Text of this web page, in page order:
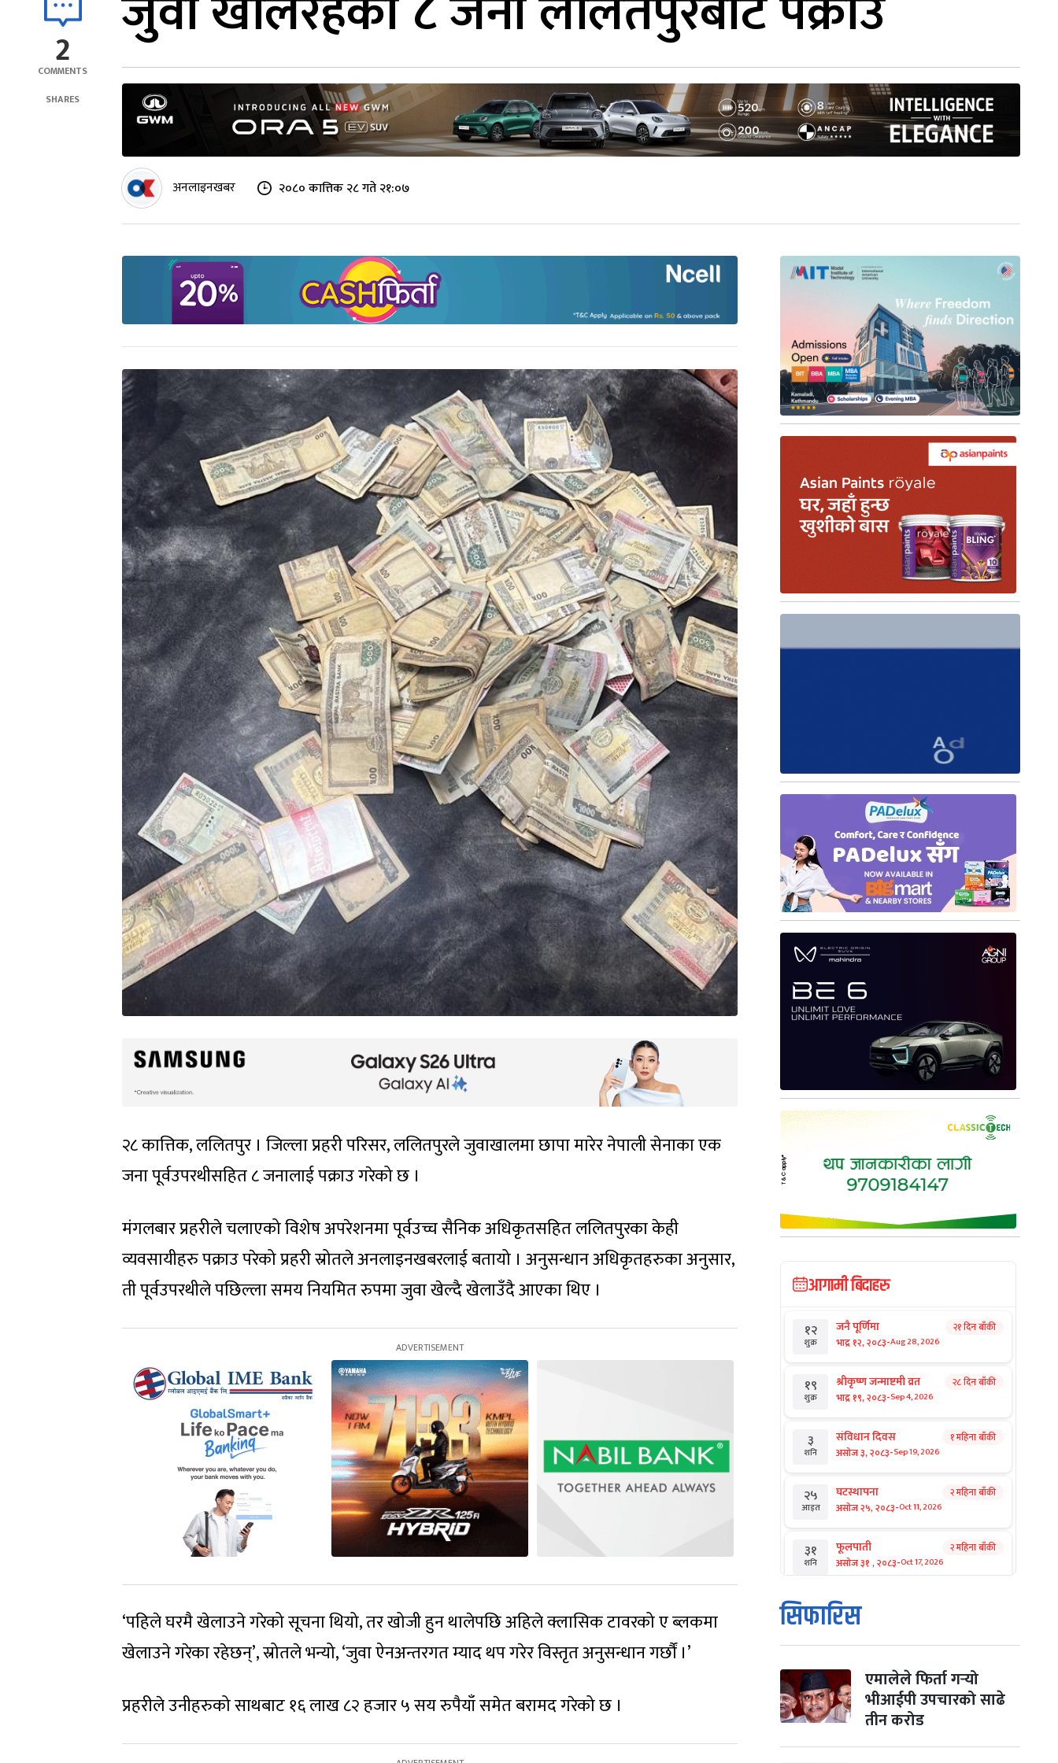
2
COMMENTS
SHARES
अनलाइनखबर २०८० कात्तिक २८ गते २१:०७
२८ कात्तिक, ललितपुर । जिल्ला प्रहरी परिसर, ललितपुरले जुवाखालमा छापा मारेर नेपाली सेनाका एक
जना पूर्वउपरथीसहित ८ जनालाई पक्राउ गरेको छ ।
मंगलबार प्रहरीले चलाएको विशेष अपरेशनमा पूर्वउच्च सैनिक अधिकृतसहित ललितपुरका केही
व्यवसायीहरु पक्राउ परेको प्रहरी स्रोतले अनलाइनखबरलाई बतायो । अनुसन्धान अधिकृतहरुका अनुसार,
ती पूर्वउपरथीले पछिल्ला समय नियमित रुपमा जुवा खेल्दै खेलाउँदै आएका थिए ।
‘पहिले घरमै खेलाउने गरेको सूचना थियो, तर खोजी हुन थालेपछि अहिले क्लासिक टावरको ए ब्लकमा
खेलाउने गरेका रहेछन्’, स्रोतले भन्यो, ‘जुवा ऐनअन्तरगत म्याद थप गरेर विस्तृत अनुसन्धान गर्छौं ।’
प्रहरीले उनीहरुको साथबाट १६ लाख ८२ हजार ५ सय रुपैयाँ समेत बरामद गरेको छ ।
आगामी बिदाहरु
१२
शुक्र
जनै पूर्णिमा
भाद्र १२, २०८३-Aug 28, 2026
२१ दिन बाँकी
१९
शुक्र
श्रीकृष्ण जन्माष्टमी व्रत
भाद्र १९, २०८३-Sep 4, 2026
२८ दिन बाँकी
३
शनि
संविधान दिवस
असोज ३, २०८३-Sep 19, 2026
१ महिना बाँकी
२५
आइत
घटस्थापना
असोज २५, २०८३-Oct 11, 2026
२ महिना बाँकी
३१
शनि
फूलपाती
असोज ३१ , २०८३-Oct 17, 2026
२ महिना बाँकी
१
आइत
कार्तिक सङ्क्रान्ति
कार्तिक १, २०८३
मंगल कार्तिक ३, २०८३-Oct 20, 2026
४ विजयादशमी
कार्तिक ४, २०८३-Oct 21, 2026
सिफारिस
एमालेले फिर्ता गर्‍यो
भीआईपी उपचारको साढे
तीन करोड